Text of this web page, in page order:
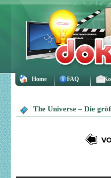
Home FAQ
The Universe – Die